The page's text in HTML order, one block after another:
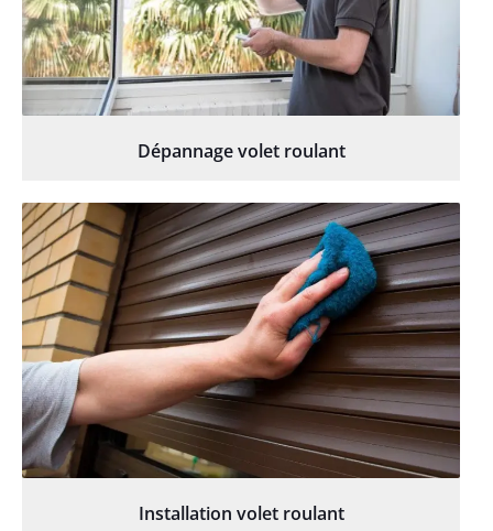
Dépannage volet roulant
Installation volet roulant